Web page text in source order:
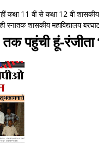
11 वीं से कक्षा 12 वीं
स्नातक शासकीय महाविद्यालय
पहुंची हूं-रंजीता